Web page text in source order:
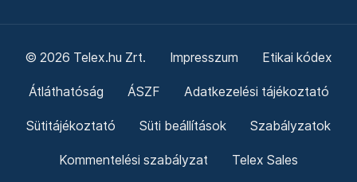
© 2026 Telex.hu Zrt. Impresszum Etikai kódex
Átláthatóság ÁSZF Adatkezelési tájékoztató
Sütitájékoztató Süti beállítások Szabályzatok
Kommentelési szabályzat Telex Sales